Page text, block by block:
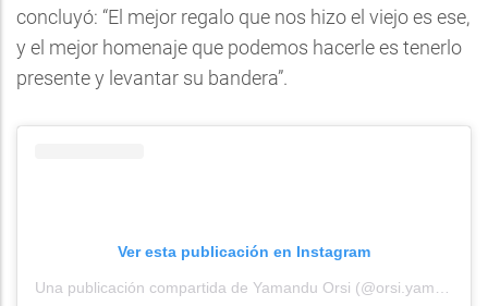
concluyó: “El mejor regalo que nos hizo el viejo es ese,
y el mejor homenaje que podemos hacerle es tenerlo
presente y levantar su bandera”.
Ver esta publicación en Instagram